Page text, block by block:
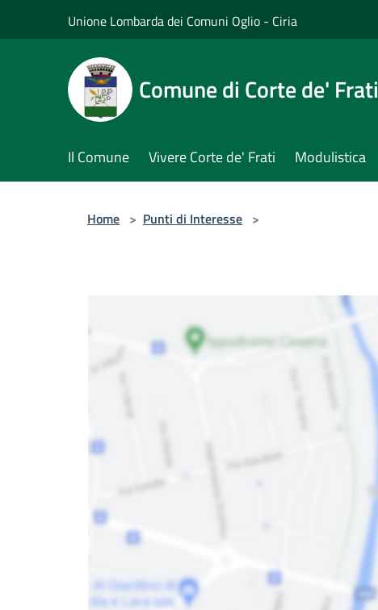
Unione Lombarda dei Comuni Oglio - Ciria
Comune di Corte de' Frati
Il Comune Vivere Corte de' Frati Modulistica
Home > Punti di Interesse >